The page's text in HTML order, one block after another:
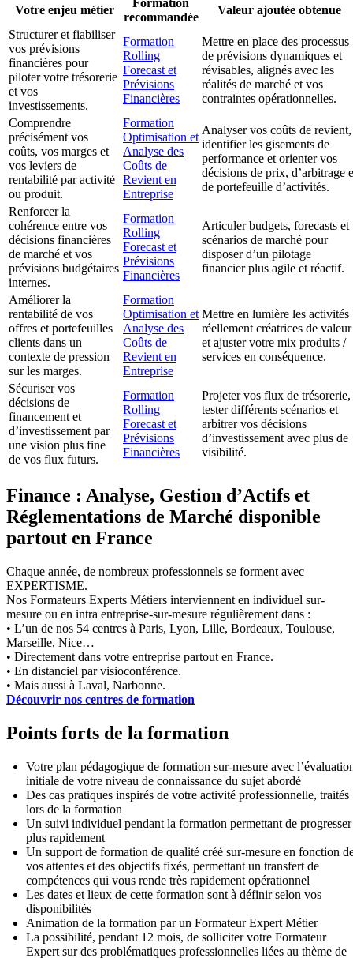
Votre enjeu métier
Formation
recommandée
Valeur ajoutée obtenue
Structurer et fiabiliser
vos prévisions
financières pour
piloter votre trésorerie
et vos
investissements.
Formation
Rolling
Forecast et
Prévisions
Financières
Mettre en place des processus
de prévisions dynamiques et
révisables, alignés avec les
réalités de marché et vos
contraintes opérationnelles.
Comprendre
précisément vos
coûts, vos marges et
vos leviers de
rentabilité par activité
ou produit.
Formation
Optimisation et
Analyse des
Coûts de
Revient en
Entreprise
Analyser vos coûts de revient,
identifier les gisements de
performance et orienter vos
décisions de prix, d’arbitrage
de portefeuille d’activités.
Renforcer la
cohérence entre vos
décisions financières
de marché et vos
prévisions budgétaires
internes.
Formation
Rolling
Forecast et
Prévisions
Financières
Articuler budgets, forecasts et
scénarios de marché pour
disposer d’un pilotage
financier plus agile et réactif.
Améliorer la
rentabilité de vos
offres et portefeuilles
clients dans un
contexte de pression
sur les marges.
Formation
Optimisation et
Analyse des
Coûts de
Revient en
Entreprise
Mettre en lumière les activités
réellement créatrices de valeur
et ajuster votre mix produits /
services en conséquence.
Sécuriser vos
décisions de
financement et
d’investissement par
une vision plus fine
de vos flux futurs.
Formation
Rolling
Forecast et
Prévisions
Financières
Projeter vos flux de trésorerie,
tester différents scénarios et
arbitrer vos décisions
d’investissement avec plus de
visibilité.
Finance : Analyse, Gestion d’Actifs et
Réglementations de Marché disponible
partout en France
Chaque année, de nombreux professionnels se forment avec
EXPERTISME.
Nos Formateurs Experts Métiers interviennent en individuel sur-
mesure ou en intra entreprise-sur-mesure régulièrement dans :
• L’un de nos 54 centres à Paris, Lyon, Lille, Bordeaux, Toulouse,
Marseille, Nice…
• Directement dans votre entreprise partout en France.
• En distanciel par visioconférence.
• Mais aussi à Laval, Narbonne.
Découvrir nos centres de formation
Points forts de la formation
Votre plan pédagogique de formation sur-mesure avec
initiale de votre niveau de connaissance du sujet abordé
Des cas pratiques inspirés de votre activité professionnelle, traités
lors de la formation
Un suivi individuel pendant la formation permettant de progresser
plus rapidement
Un support de formation de qualité créé sur-mesure en fonction
vos attentes et des objectifs fixés, permettant un transfert de
compétences qui vous rende très rapidement opérationnel
Les dates et lieux de cette formation sont à définir selon vos
disponibilités
Animation de la formation par un Formateur Expert Métier
La possibilité, pendant 12 mois, de solliciter votre Formateur
Expert sur des problématiques professionnelles liées au thème de